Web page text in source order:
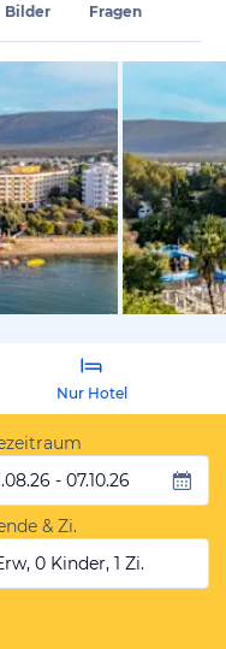
Bilder Fragen
vom
Nur Hotel
- 07.10.26
& Zi.
0 Kinder, 1 Zi.